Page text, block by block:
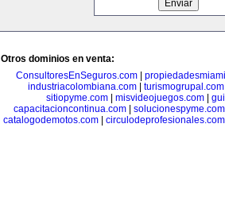
Otros dominios en venta:
ConsultoresEnSeguros.com
industriacolombiana.com| turismogrupal.com
sitiopyme.com
misvideojuegos.com
capacitacioncontinua.com| solucionespyme.com
catalogodemotos.com
circulodeprofesionales.com